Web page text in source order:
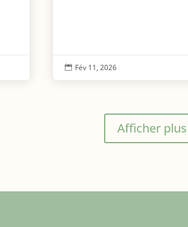
 Fév 11, 2026
Afficher plus